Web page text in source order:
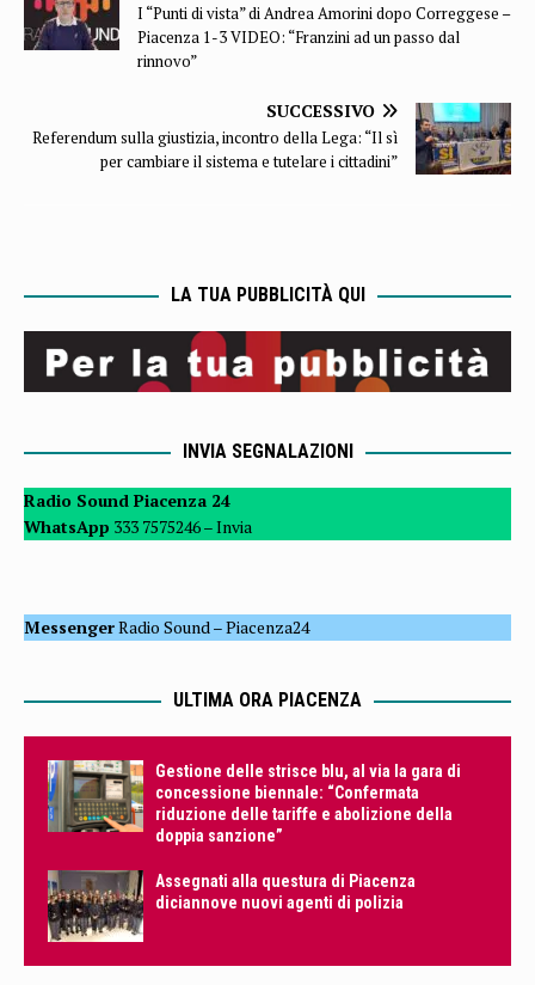
I “Punti di vista” di Andrea Amorini dopo Correggese –
Piacenza 1-3 VIDEO: “Franzini ad un passo dal
rinnovo”
SUCCESSIVO
Referendum sulla giustizia, incontro della Lega: “Il sì
per cambiare il sistema e tutelare i cittadini”
LA TUA PUBBLICITÀ QUI
INVIA SEGNALAZIONI
Radio Sound Piacenza 24
WhatsApp 333 7575246 –Invia
MessengerRadio Sound –Piacenza24
ULTIMA ORA PIACENZA
Gestione delle strisce blu, al via la gara di
concessione biennale: “Confermata
riduzione delle tariffe e abolizione della
doppia sanzione”
Assegnati alla questura di Piacenza
diciannove nuovi agenti di polizia